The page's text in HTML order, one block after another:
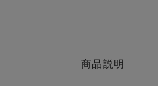
商品説明